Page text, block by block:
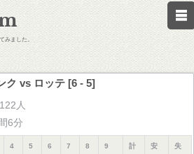
みました。
ク vs ロッテ [6 - 5]
人
6分
4 5 6 7 8 9 計 安 失